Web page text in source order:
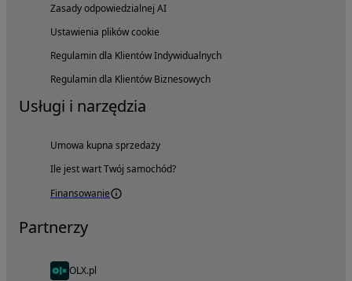
Zasady odpowiedzialnej AI
Ustawienia plików cookie
Regulamin dla Klientów Indywidualnych
Regulamin dla Klientów Biznesowych
Usługi i narzędzia
Umowa kupna sprzedaży
Ile jest wart Twój samochód?
Finansowanie
Partnerzy
OLX.pl